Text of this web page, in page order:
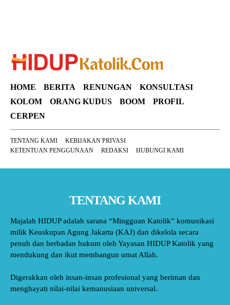
HOME BERITA RENUNGAN
KONSULTASI
KOLOM
ORANG KUDUS BOOM
PROFIL
CERPEN
TENTANG KAMI
KEBIJAKAN PRIVASI
KETENTUAN PENGGUNAAN
REDAKSI HUBUNGI KAMI
TENTANG KAMI
Majalah HIDUP adalah sarana “Mingguan Katolik” komunikasi
milik Keuskupan Agung Jakarta (KAJ) dan dikelola secara
penuh dan berbadan hukum oleh Yayasan HIDUP Katolik yang
mendukung dan ikut membangun umat Allah.
Digerakkan oleh insan-insan profesional yang beriman dan
menghayati nilai-nilai kemanusiaan universal.